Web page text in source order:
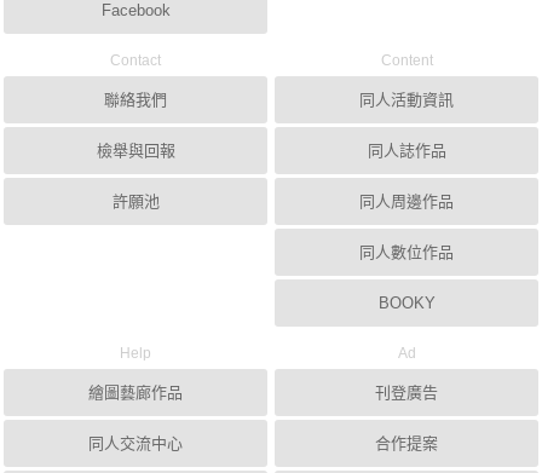
Facebook
Contact
聯絡我們
檢舉與回報
許願池
Content
同人活動資訊
同人誌作品
同人周邊作品
同人數位作品
BOOKY
Help
繪圖藝廊作品
同人交流中心
Ad
刊登廣告
合作提案